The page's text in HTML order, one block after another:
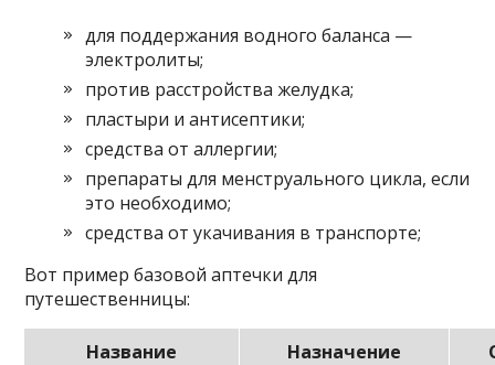
для поддержания водного баланса —
электролиты;
против расстройства желудка;
пластыри и антисептики;
средства от аллергии;
препараты для менструального цикла, если
это необходимо;
средства от укачивания в транспорте;
Вот пример базовой аптечки для
путешественницы:
Название Назначение